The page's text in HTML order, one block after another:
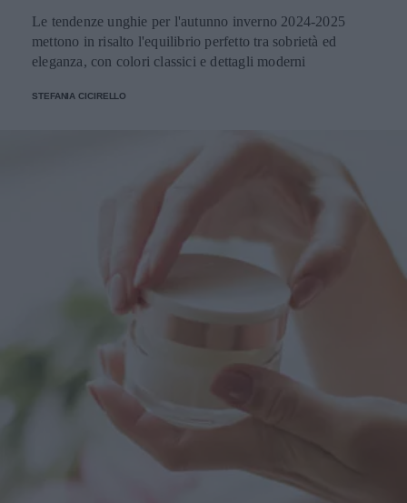
Le tendenze unghie per l'autunno inverno 2024-2025
mettono in risalto l'equilibrio perfetto tra sobrietà ed
eleganza, con colori classici e dettagli moderni
STEFANIA CICIRELLO